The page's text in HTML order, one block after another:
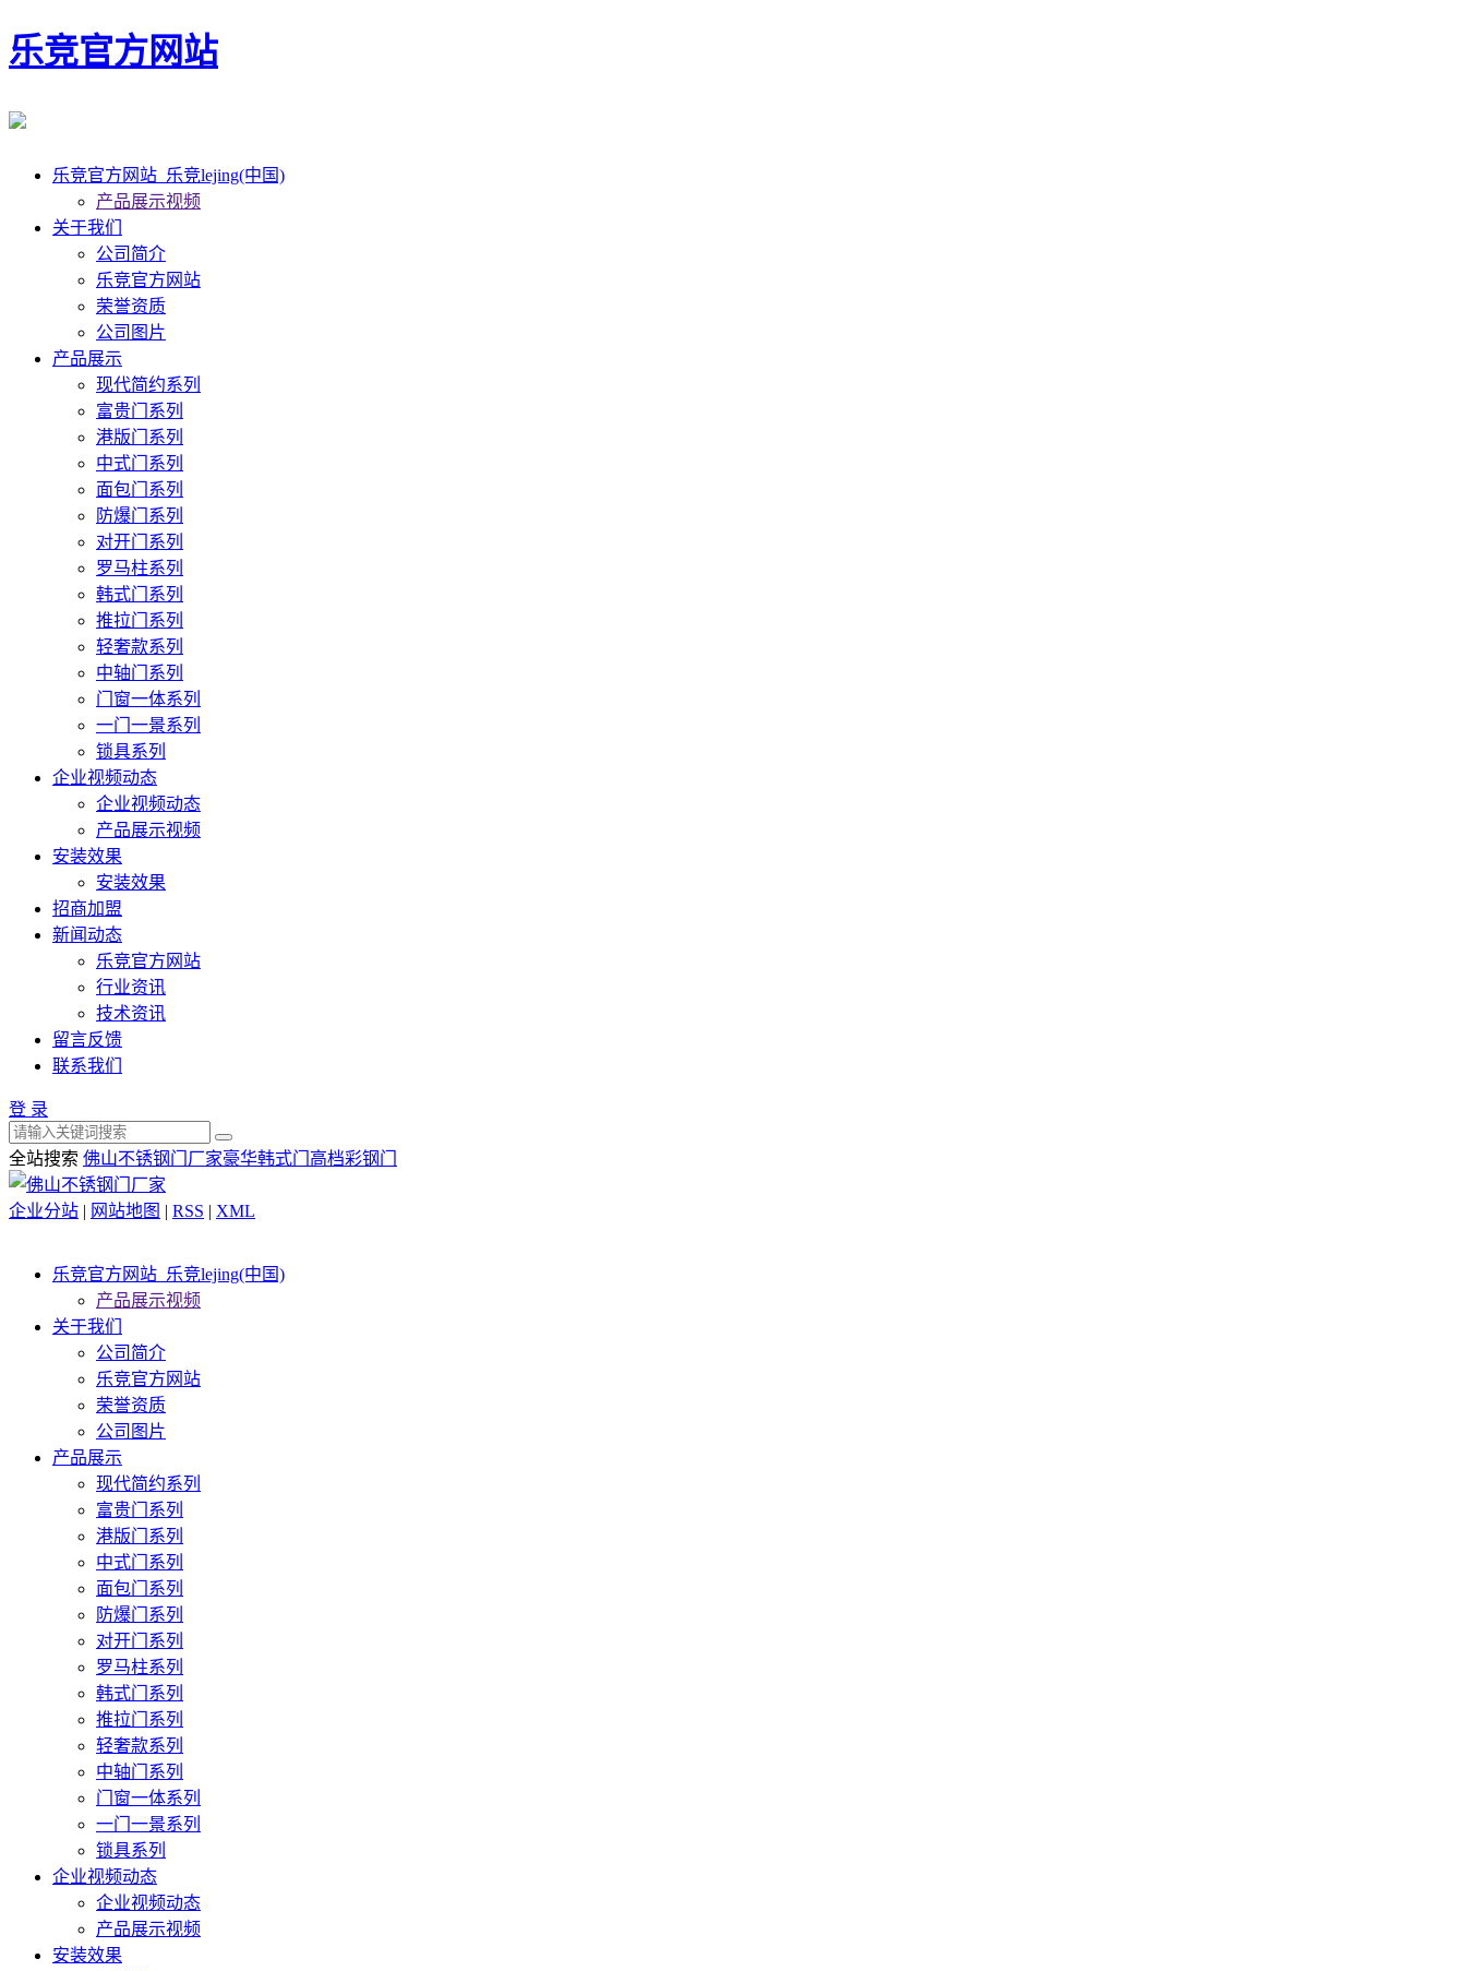
乐竞官方网站
乐竞官方网站_乐竞lejing(中国)
产品展示视频
关于我们
公司简介
乐竞官方网站
荣誉资质
公司图片
产品展示
现代简约系列
富贵门系列
港版门系列
中式门系列
面包门系列
防爆门系列
对开门系列
罗马柱系列
韩式门系列
推拉门系列
轻奢款系列
中轴门系列
门窗一体系列
一门一景系列
锁具系列
企业视频动态
企业视频动态
产品展示视频
安装效果
安装效果
招商加盟
新闻动态
乐竞官方网站
行业资讯
技术资讯
留言反馈
联系我们
登 录
全站搜索 佛山不锈钢门厂家豪华韩式门 高档彩钢门
企业分站 | 网站地图 | RSS | XML
乐竞官方网站_乐竞lejing(中国)
产品展示视频
关于我们
公司简介
乐竞官方网站
荣誉资质
公司图片
产品展示
现代简约系列
富贵门系列
港版门系列
中式门系列
面包门系列
防爆门系列
对开门系列
罗马柱系列
韩式门系列
推拉门系列
轻奢款系列
中轴门系列
门窗一体系列
一门一景系列
锁具系列
企业视频动态
企业视频动态
产品展示视频
安装效果